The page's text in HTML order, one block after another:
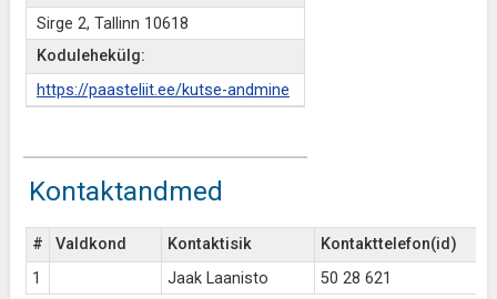
Sirge 2, Tallinn 10618
Kodulehekülg:
https://paasteliit.ee/kutse-andmine
Kontaktandmed
# Valdkond Kontaktisik
Kontakttelefon(id)
1
Jaak Laanisto 50 28 621